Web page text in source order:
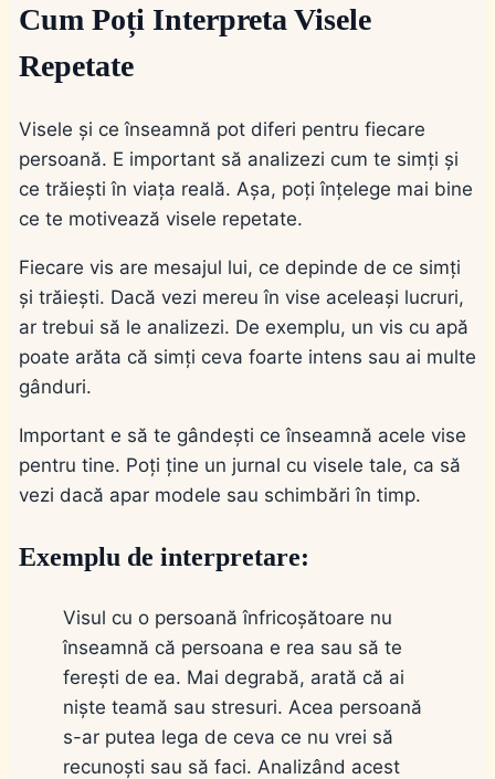
Cum Poți Interpreta Visele
Repetate
Visele și ce înseamnă pot diferi pentru fiecare
persoană. E important să analizezi cum te simți și
ce trăiești în viața reală. Așa, poți înțelege mai bine
ce te motivează visele repetate.
Fiecare vis are mesajul lui, ce depinde de ce simți
și trăiești. Dacă vezi mereu în vise aceleași lucruri,
ar trebui să le analizezi. De exemplu, un vis cu apă
poate arăta că simți ceva foarte intens sau ai multe
gânduri.
Important e să te gândești ce înseamnă acele vise
pentru tine. Poți ține un jurnal cu visele tale, ca să
vezi dacă apar modele sau schimbări în timp.
Exemplu de interpretare:
Visul cu o persoană înfricoșătoare nu
înseamnă că persoana e rea sau să te
ferești de ea. Mai degrabă, arată că ai
niște teamă sau stresuri. Acea persoană
s-ar putea lega de ceva ce nu vrei să
recunoști sau să faci. Analizând acest